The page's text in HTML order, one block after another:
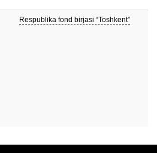
Respublika fond birjasi “Toshkent”